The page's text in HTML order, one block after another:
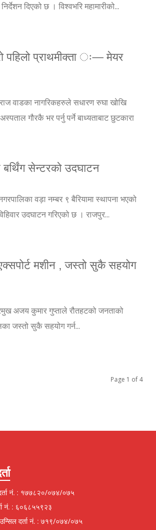
दिएको छ । विश्वभरि महामारीको...
पहिलो प्राथमीक्ता ः— मेयर
वाडका नागरिकहरुले सधारण रुघा खोखि
गौरकै भर पर्नु पर्ने बाध्यताबाट छुटकारा
सेन्टरको उदघाटन
वड़ा नम्बर ९ बैरियामा स्थापना भएको
उदघाटन गरिएको छ । राजपुर...
मशीन , जस्तो सुकै सहयोग
अजय कुमार गुप्ताले रौतहटको जनताको
जस्तो सुकै सहयोग गर्न...
Page 1 of 4
नं. : १७७८२०/०७४/०७५
नं. : ६०६८५५९२३
दर्ता नं. : ७१९/०७४/०७५